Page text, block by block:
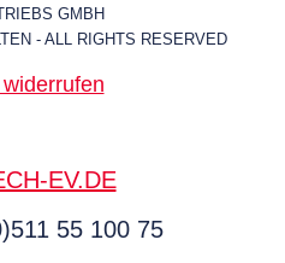
GMBH
- ALL RIGHTS RESERVED
EV.DE
55 100 75